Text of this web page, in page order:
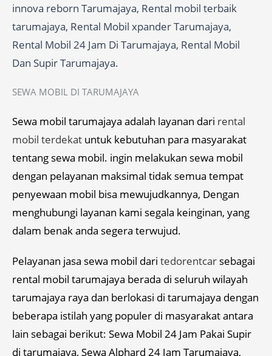
innova reborn Tarumajaya, Rental mobil terbaik
tarumajaya, Rental Mobil xpander Tarumajaya,
Rental Mobil 24 Jam Di Tarumajaya, Rental Mobil
Dan Supir Tarumajaya.
SEWA MOBIL DI TARUMAJAYA
Sewa mobil tarumajaya adalah layanan dari rental
mobil terdekat untuk kebutuhan para masyarakat
tentang sewa mobil. ingin melakukan sewa mobil
dengan pelayanan maksimal tidak semua tempat
penyewaan mobil bisa mewujudkannya, Dengan
menghubungi layanan kami segala keinginan, yang
dalam benak anda segera terwujud.
Pelayanan jasa sewa mobil dari tedorentcar sebagai
rental mobil tarumajaya berada di seluruh wilayah
tarumajaya raya dan berlokasi di tarumajaya dengan
beberapa istilah yang populer di masyarakat antara
lain sebagai berikut: Sewa Mobil 24 Jam Pakai Supir
di tarumajaya, Sewa Alphard 24 Jam Tarumajaya,